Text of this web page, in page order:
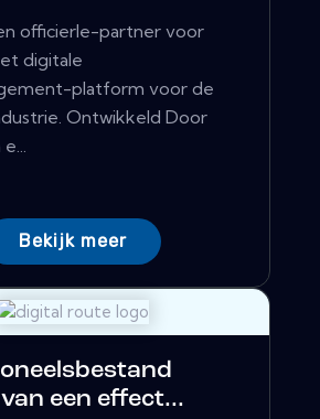
officierle-partner voor
digitale
platform voor de
Ontwikkeld Door
Bekijk meer
een effect...